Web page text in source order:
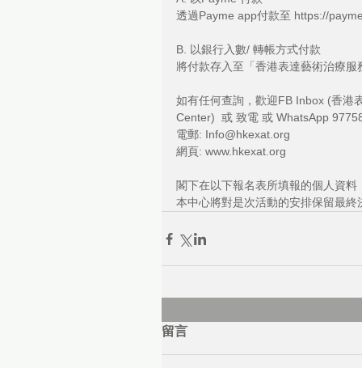
透過Payme app付款至 https://
B. 以銀行入數/ 轉帳方式付款
將付款存入至「香港表達藝術治療
如有任何查詢，歡迎FB Inbox (香港
Center)  或 致電 或 WhatsApp
電郵: Info@hkexat.org
網頁: www.hkexat.org
閣下在以下報名表所填報的個人資料
本中心將對是次活動的安排保留最終
留言